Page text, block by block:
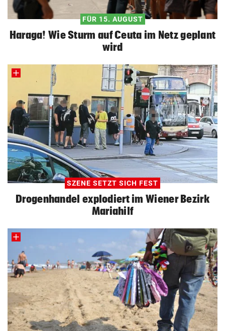
FÜR 15. AUGUST
Haraga! Wie Sturm auf Ceuta im Netz geplant
wird
SZENE SETZT SICH FEST
Drogenhandel explodiert im Wiener Bezirk
Mariahilf